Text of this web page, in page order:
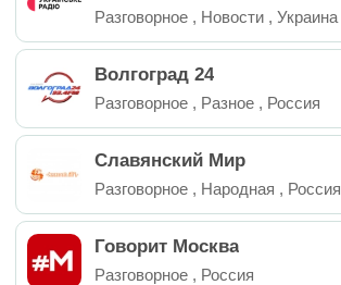
Разговорное , Новости , Украина
Волгоград 24
Разговорное , Разное , Россия
Славянский Мир
Разговорное , Народная , Россия
Говорит Москва
Разговорное , Россия